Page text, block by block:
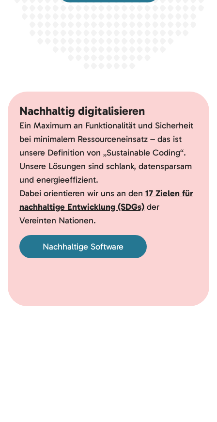
Nachhaltig digitalisieren
Ein Maximum an Funktionalität und Sicherheit
bei minimalem Ressourceneinsatz – das ist
unsere Definition von „Sustainable Coding“.
Unsere Lösungen sind schlank, datensparsam
und energieeffizient.
Dabei orientieren wir uns an den 17 Zielen für
nachhaltige Entwicklung (SDGs) der
Vereinten Nationen.
Nachhaltige Software